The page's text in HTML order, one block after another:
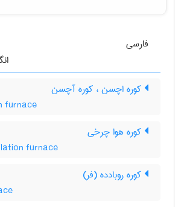
فارسی
کوره اچسن ، کوره آچسن
furnace
کوره هوا چرخی
furnace
کوره روبادده (فر)